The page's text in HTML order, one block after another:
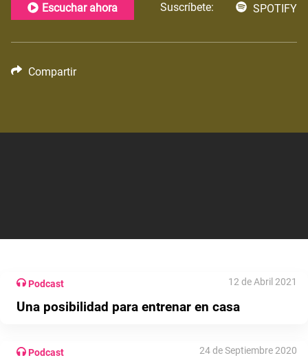
Escuchar ahora Suscríbete: SPOTIFY
Compartir
Podcast 12 de Abril 2021
Una posibilidad para entrenar en casa
Podcast 24 de Septiembre 2020